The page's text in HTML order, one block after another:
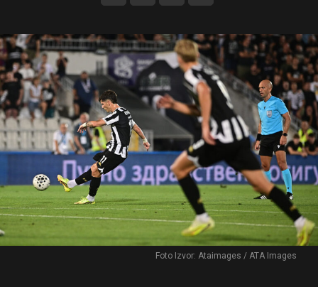
Foto Izvor: Ataimages / ATA Images